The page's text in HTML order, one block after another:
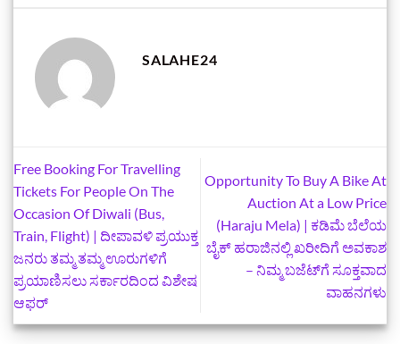
SALAHE24
Free Booking For Travelling
Tickets For People On The
Occasion Of Diwali (Bus,
Train, Flight) | ದೀಪಾವಳಿ ಪ್ರಯುಕ್ತ
ಜನರು ತಮ್ಮ ತಮ್ಮ ಊರುಗಳಿಗೆ
ಪ್ರಯಾಣಿಸಲು ಸರ್ಕಾರದಿಂದ ವಿಶೇಷ
ಆಫರ್
Opportunity To Buy A Bike At
Auction At a Low Price
(Haraju Mela) | ಕಡಿಮೆ ಬೆಲೆಯ
ಬೈಕ್‌ ಹರಾಜಿನಲ್ಲಿ ಖರೀದಿಗೆ ಅವಕಾಶ
– ನಿಮ್ಮ ಬಜೆಟ್‌ಗೆ ಸೂಕ್ತವಾದ
ವಾಹನಗಳು